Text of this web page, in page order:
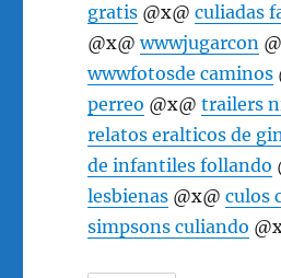
gratis @x@culiadas
@x@wwwjugarcon
wwwfotosde caminos
perreo @x@trailers
relatos eralticos de
de infantiles follando
lesbienas @x@culos
simpsons culiando